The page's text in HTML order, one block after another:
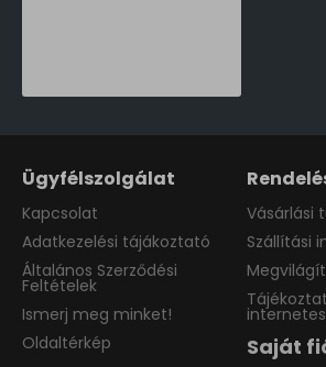
Ügyfélszolgálat
Kapcsolat
Adatkezelési tájákoztató
Általános Szerződési
Feltételek
Ismerj meg minket!
Oldaltérkép
Vásárlási
Szállítási
Saját